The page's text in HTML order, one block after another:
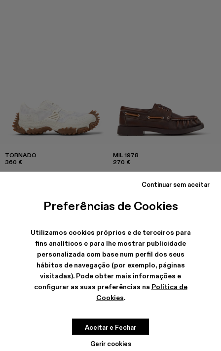
Preferências de Cookies
Utilizamos cookies próprios e de terceiros para
fins analíticos e para lhe mostrar publicidade
personalizada com base num perfil dos seus
hábitos de navegação (por exemplo, páginas
visitadas). Pode obter mais informações e
configurar as suas preferências na Política de
Cookies.
Gerir cookies
Continuar sem aceitar
Aceitar e Fechar
TORNADO
360 €
MIL 1978
270 €